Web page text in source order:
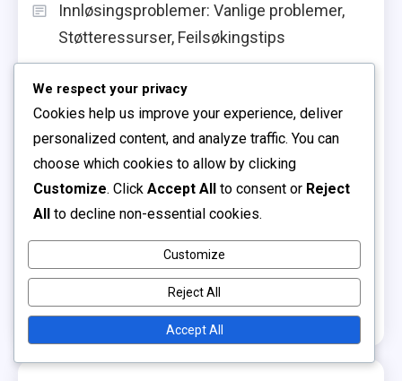
Innløsingsproblemer: Vanlige problemer,
Støtteressurser, Feilsøkingstips
Kvalifikasjonskriterier, Instruksjoner for krav
Hendelsesvarsler: Varslingsinnstillinger,
Deltakende kanaler, Påminnelser om krav
Sesongpass innløsning:
Plattformspecifikasjoner
Pet Skin Claims: Artsvariasjoner, Krav til
påstander, Sesongmessige hendelser
We respect your privacy
Cookies help us improve your experience, deliver
personalized content, and analyze traffic. You can
choose which cookies to allow by clicking
Customize. Click Accept All to consent or Reject
All to decline non-essential cookies.
Customize
Reject All
Accept All